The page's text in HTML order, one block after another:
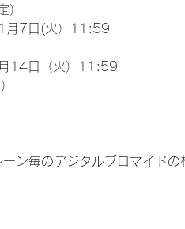
）
月7日(火）11:59
14日（火）11:59
ン毎のデジタルブロマイドの